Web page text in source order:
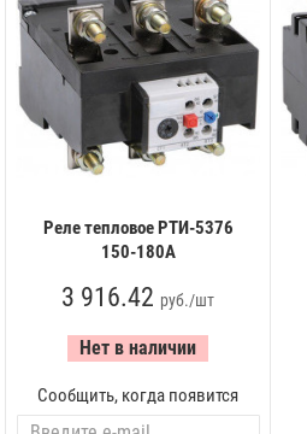
Реле тепловое РТИ-5376
150-180А
3 916.42 руб./шт
Нет в наличии
Сообщить, когда появится